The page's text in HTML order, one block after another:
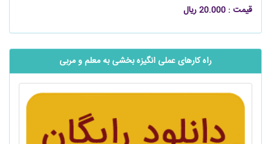
قیمت : 20.000 ریال
راه کارهای عملی انگیزه بخشی به معلم و مربی